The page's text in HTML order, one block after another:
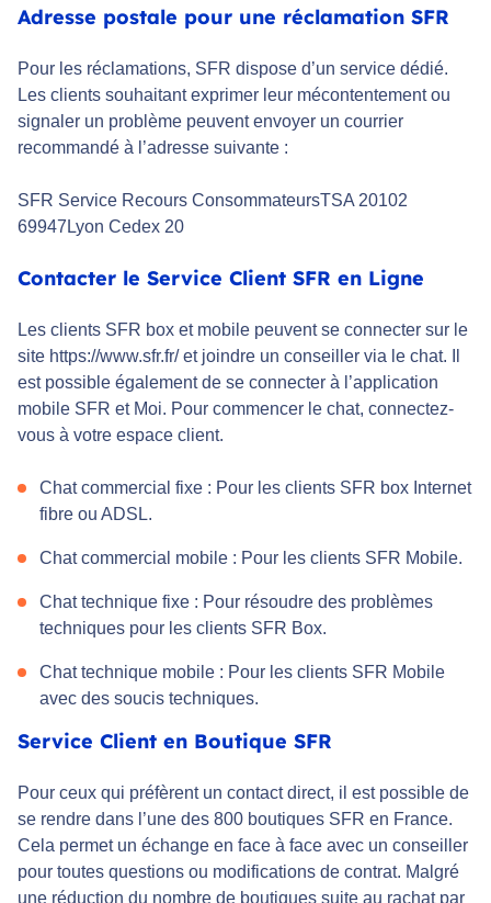
Adresse postale pour une réclamation SFR
Pour les réclamations, SFR dispose d’un service dédié.
Les clients souhaitant exprimer leur mécontentement ou
signaler un problème peuvent envoyer un courrier
recommandé à l’adresse suivante :
SFR Service Recours ConsommateursTSA 20102
69947Lyon Cedex 20
Contacter le Service Client SFR en Ligne
Les clients SFR box et mobile peuvent se connecter sur le
site https://www.sfr.fr/ et joindre un conseiller via le chat. Il
est possible également de se connecter à l’application
mobile SFR et Moi. Pour commencer le chat, connectez-
vous à votre espace client.
Chat commercial fixe : Pour les clients SFR box Internet
fibre ou ADSL.
Chat commercial mobile : Pour les clients SFR Mobile.
Chat technique fixe : Pour résoudre des problèmes
techniques pour les clients SFR Box.
Chat technique mobile : Pour les clients SFR Mobile
avec des soucis techniques.
Service Client en Boutique SFR
Pour ceux qui préfèrent un contact direct, il est possible de
se rendre dans l’une des 800 boutiques SFR en France.
Cela permet un échange en face à face avec un conseiller
pour toutes questions ou modifications de contrat. Malgré
une réduction du nombre de boutiques suite au rachat par